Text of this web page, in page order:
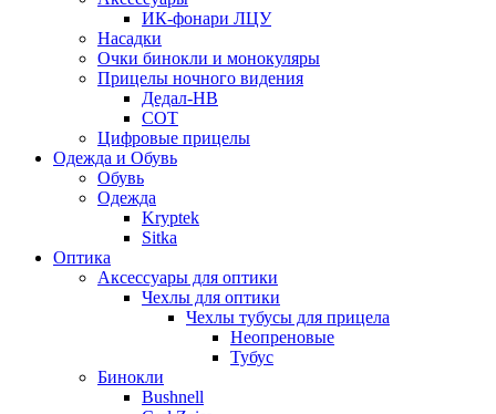
ИК-фонари ЛЦУ
Насадки
Очки бинокли и монокуляры
Прицелы ночного видения
Дедал-НВ
СОТ
Цифровые прицелы
Одежда и Обувь
Обувь
Одежда
Kryptek
Sitka
Оптика
Аксессуары для оптики
Чехлы для оптики
Чехлы тубусы для прицела
Неопреновые
Тубус
Бинокли
Bushnell